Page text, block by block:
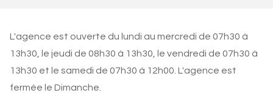
L'agence est ouverte du lundi au mercredi de 07h30 à
13h30, le jeudi de 08h30 à 13h30, le vendredi de 07h30 à
13h30 et le samedi de 07h30 à 12h00. L'agence est
fermée le Dimanche.